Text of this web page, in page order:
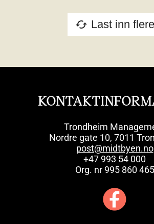
cached Last inn flere
Trondheim
Nordre gate 10, 7011
post@midtbyen.no
+47 993 54 000
Org. nr 995 860 465